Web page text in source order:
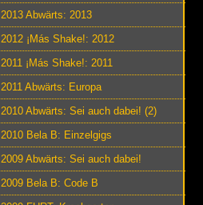
2013 Abwärts: 2013
2012 ¡Más Shake!: 2012
2011 ¡Más Shake!: 2011
2011 Abwärts: Europa
2010 Abwärts: Sei auch dabei! (2)
2010 Bela B: Einzelgigs
2009 Abwärts: Sei auch dabei!
2009 Bela B: Code B